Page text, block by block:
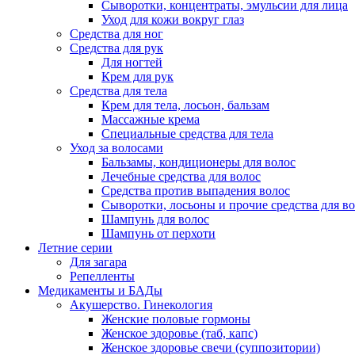
Сыворотки, концентраты, эмульсии для лица
Уход для кожи вокруг глаз
Средства для ног
Средства для рук
Для ногтей
Крем для рук
Средства для тела
Крем для тела, лосьон, бальзам
Массажные крема
Специальные средства для тела
Уход за волосами
Бальзамы, кондиционеры для волос
Лечебные средства для волос
Средства против выпадения волос
Сыворотки, лосьоны и прочие средства для
Шампунь для волос
Шампунь от перхоти
Летние серии
Для загара
Репелленты
Медикаменты и БАДы
Акушерство. Гинекология
Женские половые гормоны
Женское здоровье (таб, капс)
Женское здоровье свечи (суппозитории)